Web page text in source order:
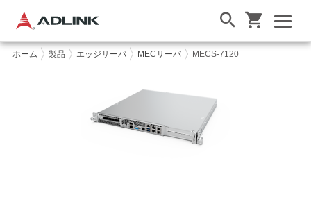
ホーム 製品 エッジサーバ MECサーバ MECS-7120